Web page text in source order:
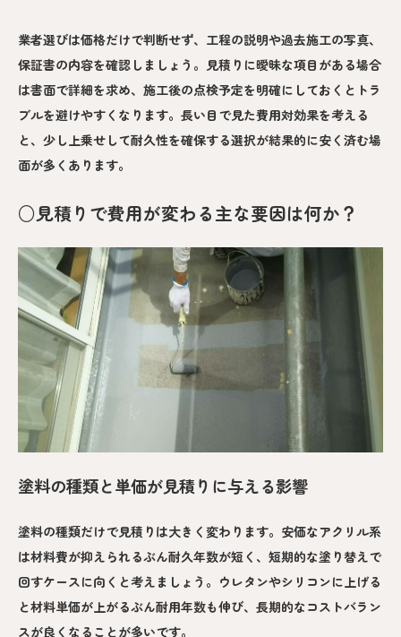
業者選びは価格だけで判断せず、工程の説明や過去施工の写真、
保証書の内容を確認しましょう。見積りに曖昧な項目がある場合
は書面で詳細を求め、施工後の点検予定を明確にしておくとトラ
ブルを避けやすくなります。長い目で見た費用対効果を考える
と、少し上乗せして耐久性を確保する選択が結果的に安く済む場
面が多くあります。
○見積りで費用が変わる主な要因は何か？
塗料の種類と単価が見積りに与える影響
塗料の種類だけで見積りは大きく変わります。安価なアクリル系
は材料費が抑えられるぶん耐久年数が短く、短期的な塗り替えで
回すケースに向くと考えましょう。ウレタンやシリコンに上げる
と材料単価が上がるぶん耐用年数も伸び、長期的なコストバラン
スが良くなることが多いです。